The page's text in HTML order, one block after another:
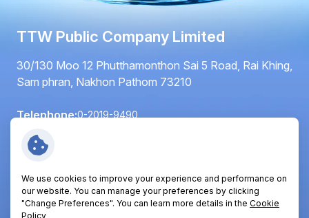
TTW Public Company Limited
30/130 Moo 12 Phutthamonthon Sai 5 Road, Rai Khing,
Sam phran, Nakhon Pathom 73210
Telephone:0-2019-9490
Email:info@ttwplc.com
Follow Us:
We use cookies to improve your experience and performance on
our website. You can manage your preferences by clicking
"Change Preferences". You can learn more details in the Cookie
Policy